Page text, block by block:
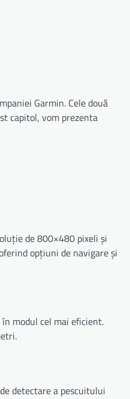
Garmin. Cele două
capitol, vom prezenta
de 800×480 pixeli și
opțiuni de navigare și
modul cel mai eficient.
detectare a pescuitului